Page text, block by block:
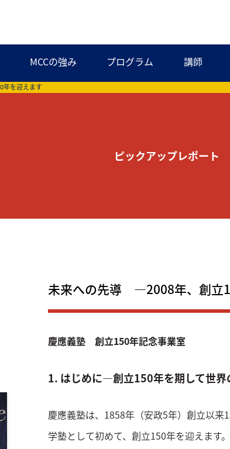
MCCの強み プログラム 講師
を迎えます
ピックアップレポート
未来への先導 ―2008年、創立
慶應義塾 創立150年記念事業室
1. はじめに―創立150年を期して世界
慶應義塾は、1858年（安政5年）創立以
学塾として初めて、創立150年を迎えます。